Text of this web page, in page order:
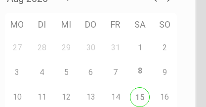
MO
DI MI DO FR SA SO
27 28 29 30 31 1 2
3 4 5 6 7 8 9
10 11 12 13 14 15 16